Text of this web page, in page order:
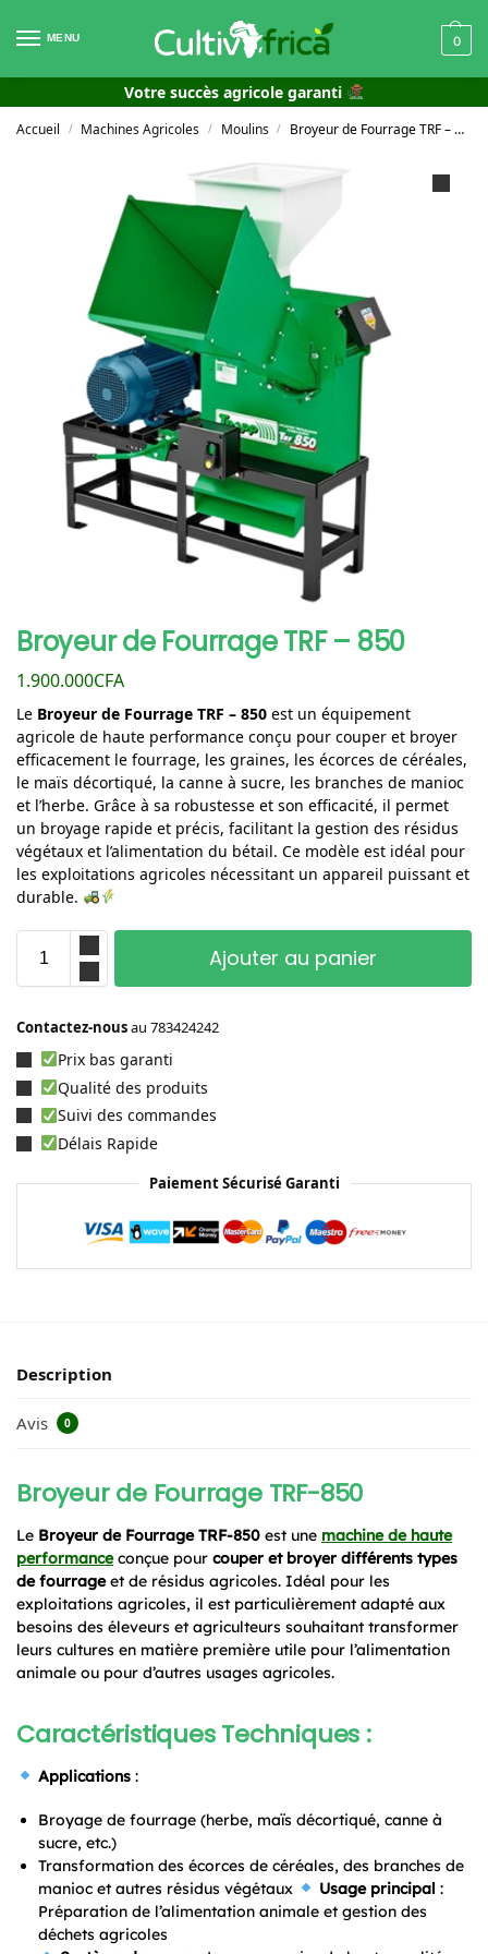
MENU 0
Votre succès agricole garanti
Accueil / Machines Agricoles / Moulins / Broyeur de Fourrage TRF – 850
Broyeur de Fourrage TRF – 850
1.900.000CFA
Le Broyeur de Fourrage TRF – 850 est un équipement
agricole de haute performance conçu pour couper et broyer
efficacement le fourrage, les graines, les écorces de céréales,
le maïs décortiqué, la canne à sucre, les branches de manioc
et l’herbe. Grâce à sa robustesse et son efficacité, il permet
un broyage rapide et précis, facilitant la gestion des résidus
végétaux et l’alimentation du bétail. Ce modèle est idéal pour
les exploitations agricoles nécessitant un appareil puissant et
durable.
Ajouter au panier
Contactez-nousau 783424242
Prix bas garanti
Qualité des produits
Suivi des commandes
Délais Rapide
Paiement Sécurisé Garanti
Description
Avis 0
Broyeur de Fourrage TRF-850
Le Broyeur de Fourrage TRF-850 est une machine de haute
performanceconçue pour couper et broyer différents types
de fourrageet de résidus agricoles. Idéal pour les
exploitations agricoles, il est particulièrement adapté aux
besoins des éleveurs et agriculteurs souhaitant transformer
leurs cultures en matière première utile pour l’alimentation
animale ou pour d’autres usages agricoles.
Caractéristiques Techniques :
Applications:
Broyage de fourrage (herbe, maïs décortiqué, canne à
sucre, etc.)
Transformation des écorces de céréales, des branches de
manioc et autres résidus végétaux
Usage principal :
Préparation de l’alimentation animale et gestion des
déchets agricoles